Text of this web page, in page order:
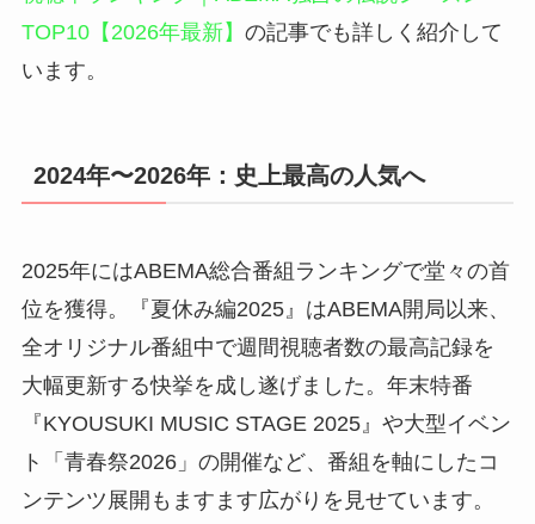
TOP10【2026年最新】 の記事でも詳しく紹介して
います。
2024年〜2026年：史上最高の人気へ
2025年にはABEMA総合番組ランキングで堂々の首
位を獲得。『夏休み編2025』はABEMA開局以来、
全オリジナル番組中で週間視聴者数の最高記録を
大幅更新する快挙を成し遂げました。年末特番
『KYOUSUKI MUSIC STAGE 2025』や大型イベン
ト「青春祭2026」の開催など、番組を軸にしたコ
ンテンツ展開もますます広がりを見せています。